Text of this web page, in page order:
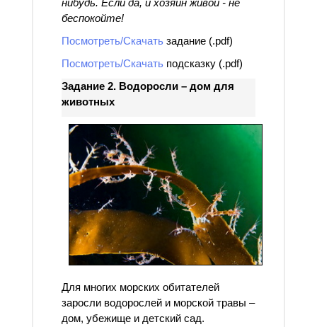
нибудь. Если да, и хозяин живой - не
беспокойте!
Посмотреть/Скачать задание (.pdf)
Посмотреть/Скачать подсказку (.pdf)
Задание 2. Водоросли – дом для
животных
Для многих морских обитателей
заросли водорослей и морской травы –
дом, убежище и детский сад.